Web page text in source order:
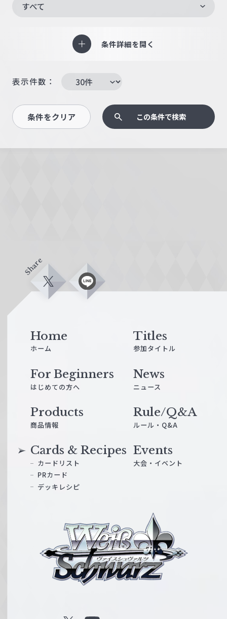
すべて
条件詳細を開く
表示件数：
条件をクリア この条件で検索
Share
X L
ス
Home
ホーム
Titles
参加タイトル
For Beginners
はじめての方へ
News
ニュース
Products
商品情報
Cards & Recipes
カードリスト
PRカード
デッキレシピ
Events
大会・イベント
Rule/Q&A
ルール・Q&A